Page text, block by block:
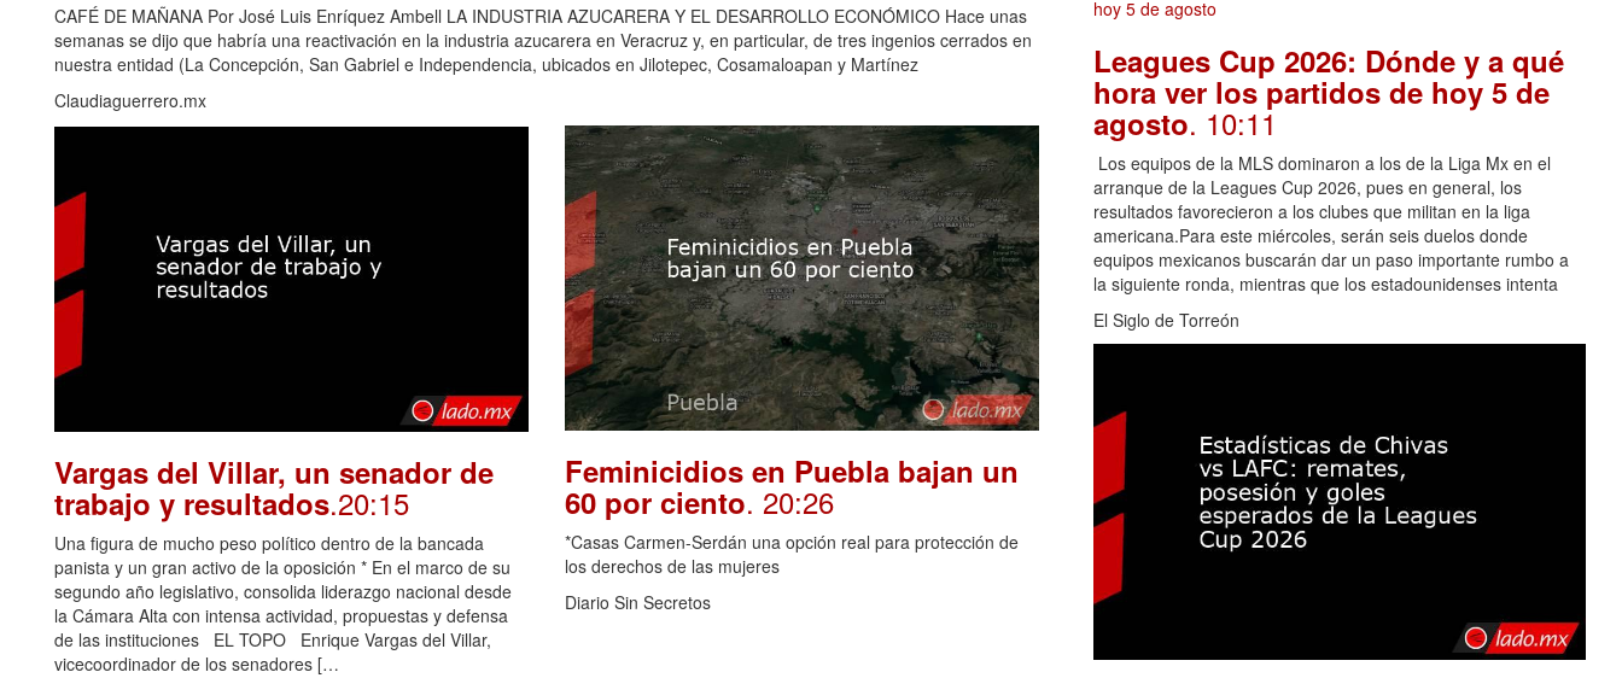
CAFÉ DE MAÑANA Por José Luis Enríquez Ambell LA INDUSTRIA AZUCARERA Y EL DESARROLLO ECONÓMICO Hace unas
semanas se dijo que habría una reactivación en la industria azucarera en Veracruz y, en particular, de tres ingenios cerrados en
nuestra entidad (La Concepción, San Gabriel e Independencia, ubicados en Jilotepec, Cosamaloapan y Martínez
Claudiaguerrero.mx
Vargas del Villar, un senador de
trabajo y resultados.20:15
Una figura de mucho peso político dentro de la bancada
panista y un gran activo de la oposición * En el marco de su
segundo año legislativo, consolida liderazgo nacional desde
la Cámara Alta con intensa actividad, propuestas y defensa
de las instituciones EL TOPO Enrique Vargas del Villar,
vicecoordinador de los senadores […
Feminicidios en Puebla bajan un
60 por ciento. 20:26
*Casas Carmen-Serdán una opción real para protección de
los derechos de las mujeres
Diario Sin Secretos
Leagues Cup 2026: Dónde y a qué
hora ver los partidos de hoy 5 de
agosto. 10:11
Los equipos de la MLS dominaron a los de la Liga Mx en el
arranque de la Leagues Cup 2026, pues en general, los
resultados favorecieron a los clubes que militan en la liga
americana.Para este miércoles, serán seis duelos donde
equipos mexicanos buscarán dar un paso importante rumbo a
la siguiente ronda, mientras que los estadounidenses intenta
El Siglo de Torreón